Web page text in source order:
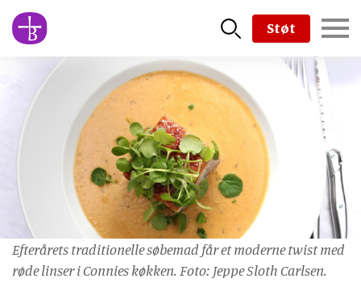
Skip
to
Støt
Efterårets traditionelle søbemad får et moderne twist med
røde linser i Connies køkken. Foto: Jeppe Sloth Carlsen.